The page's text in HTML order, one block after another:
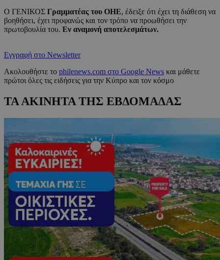
Ο ΓΕΝΙΚΟΣ Γραμματέας του ΟΗΕ, έδειξε ότι έχει τη διάθεση να
βοηθήσει, έχει προφανώς και τον τρόπο να προωθήσει την
πρωτοβουλία του. Εν αναμονή αποτελεσμάτων.
Εγγραφή στο Newsletter
Ακολουθήστε το philenews.com στο Google News και μάθετε
πρώτοι όλες τις ειδήσεις για την Κύπρο και τον κόσμο
ΤΑ ΑΚΙΝΗΤΑ ΤΗΣ ΕΒΔΟΜΑΔΑΣ